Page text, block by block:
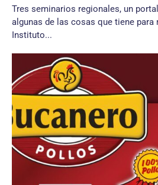
Tres seminarios regionales, un
algunas de las cosas que tiene para
Instituto...